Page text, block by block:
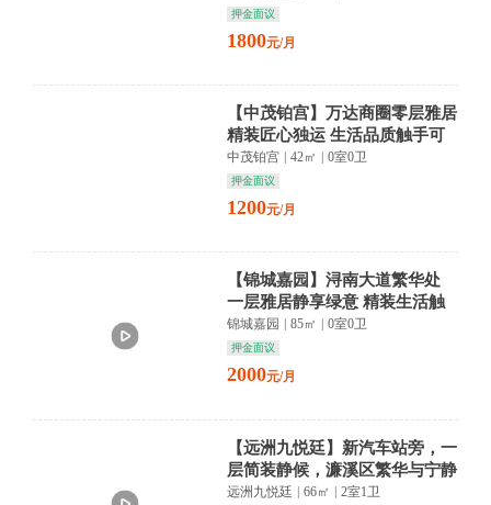
押金面议
1800元/月
【中茂铂宫】万达商圈零层雅居
精装匠心独运 生活品质触手可
及
中茂铂宫 42㎡ 0室0卫
押金面议
1200元/月
【锦城嘉园】浔南大道繁华处
一层雅居静享绿意 精装生活触
手可及
锦城嘉园 85㎡ 0室0卫
押金面议
2000元/月
【远洲九悦廷】新汽车站旁，一
层简装静候，濂溪区繁华与宁静
交织，生活从此从容。
远洲九悦廷 | 66㎡ | 2室1卫